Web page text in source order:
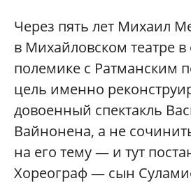
Через пять лет Михаил
в Михайловском театре
полемике с Ратманским
цель именно
довоенный спектакль
Вайнонена, а не
на его тему — и тут
Хореограф — сын